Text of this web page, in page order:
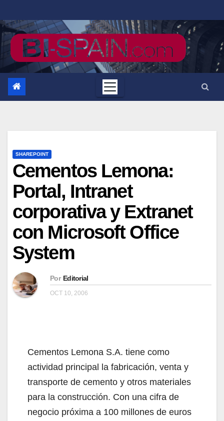
al
contenido
SHAREPOINT
Cementos Lemona:
Portal, Intranet
corporativa y Extranet
con Microsoft Office
System
Por Editorial
OCT 10, 2006
Cementos Lemona S.A. tiene como
actividad principal la fabricación, venta y
transporte de cemento y otros materiales
para la construcción. Con una cifra de
negocio próxima a 100 millones de euros